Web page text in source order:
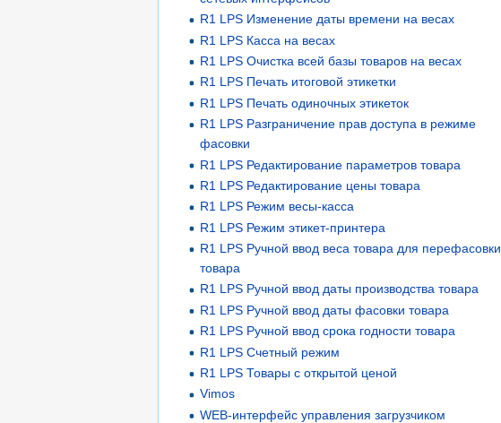
R1 LPS Изменение даты времени на весах
R1 LPS Касса на весах
R1 LPS Очистка всей базы товаров на весах
R1 LPS Печать итоговой этикетки
R1 LPS Печать одиночных этикеток
R1 LPS Разграничение прав доступа в режиме
фасовки
R1 LPS Редактирование параметров товара
R1 LPS Редактирование цены товара
R1 LPS Режим весы-касса
R1 LPS Режим этикет-принтера
R1 LPS Ручной ввод веса товара для перефасовки
товара
R1 LPS Ручной ввод даты производства товара
R1 LPS Ручной ввод даты фасовки товара
R1 LPS Ручной ввод срока годности товара
R1 LPS Счетный режим
R1 LPS Товары с открытой ценой
Vimos
WEB-интерфейс управления загрузчиком